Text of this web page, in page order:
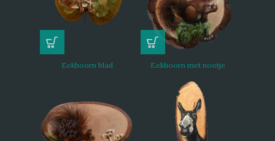
Eekhoorn blad Eekhoorn met nootje